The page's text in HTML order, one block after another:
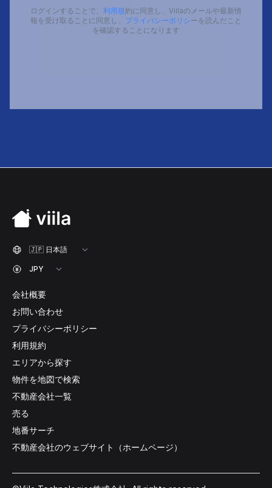
ログインすることで、 利用規約に同意し、Viilaのメールや最新情
報を受け取ることに同意し、 プライバシーポリシーを読んだこと
を確認することになります
会社概要
お問い合わせ
プライバシーポリシー
利用規約
エリアから探す
物件を地図で検索
不動産会社一覧
売る
地番サーチ
不動産会社のウェブサイト（ホームページ）